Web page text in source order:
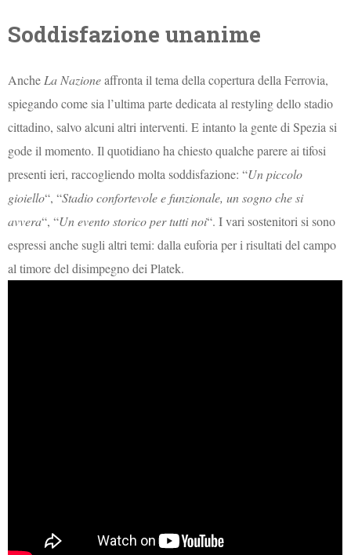
Soddisfazione unanime
Anche La Nazioneaffronta il tema della copertura della Ferrovia,
spiegando come sia l’ultima parte dedicata al restyling dello stadio
cittadino, salvo alcuni altri interventi. E intanto la gente di Spezia si
gode il momento. Il quotidiano ha chiesto qualche parere ai tifosi
presenti ieri, raccogliendo molta soddisfazione: “Un piccolo
gioiello“, “Stadio confortevole e funzionale, un sogno che si
avvera“, “Un evento storico per tutti noi“. I vari sostenitori si sono
espressi anche sugli altri temi: dalla euforia per i risultati del campo
al timore del disimpegno dei Platek.